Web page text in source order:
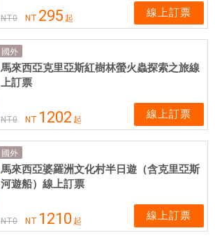
NT0 NT 295 起 線上訂票
國外
馬來西亞克里亞斯紅樹林螢火蟲探索之旅線
上訂票
NT0 NT 1202 起 線上訂票
國外
馬來西亞婆羅洲文化村半日遊（含克里亞斯
河遊船）線上訂票
NT0 NT 1210 起 線上訂票